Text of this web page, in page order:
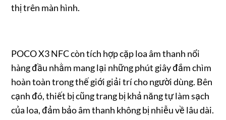
thị trên màn hình.
POCO X3 NFC còn tích hợp cặp loa âm thanh nổi
hàng đầu nhằm mang lại những phút giây đắm chìm
hoàn toàn trong thế giới giải trí cho người dùng. Bên
cạnh đó, thiết bị cũng trang bị khả năng tự làm sạch
của loa, đảm bảo âm thanh không bị nhiễu về lâu dài.